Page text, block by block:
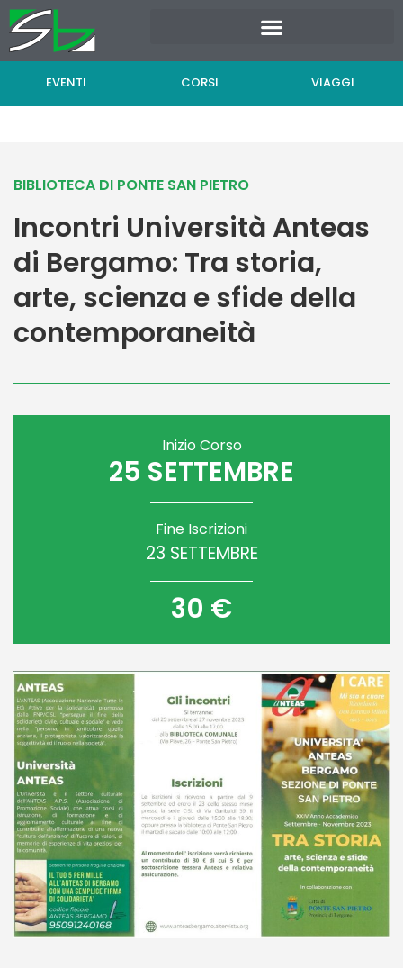
Vai
al
contenuto
EVENTI CORSI VIAGGI
BIBLIOTECA DI PONTE SAN PIETRO
Incontri Università Anteas
di Bergamo: Tra storia,
arte, scienza e sfide della
contemporaneità
Inizio Corso
25 SETTEMBRE
Fine Iscrizioni
23 SETTEMBRE
30 €